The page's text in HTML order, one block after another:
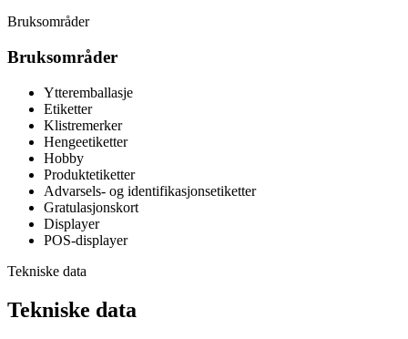
Bruksområder
Bruksområder
Ytteremballasje
Etiketter
Klistremerker
Hengeetiketter
Hobby
Produktetiketter
Advarsels- og identifikasjonsetiketter
Gratulasjonskort
Displayer
POS-displayer
Tekniske data
Tekniske data